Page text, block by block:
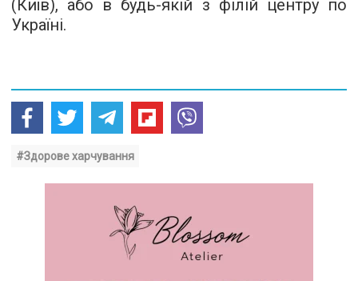
(Київ), або в будь-якій з філій центру по
Україні.
#Здорове харчування